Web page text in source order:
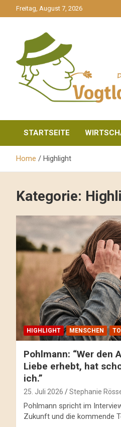
zum
Freitag, August 7, 2026
STARTSEITE
Home Highlight
Kategorie:
HIGHLIGHT MENSCHEN
Pohlmann: “Wer den
Liebe erhebt, hat
ich.”
25. Juli 2026 Stephanie
Pohlmann spricht im
Zukunft und die kommende